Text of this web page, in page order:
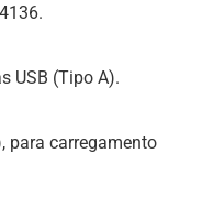
USB (Tipo A).
para carregamento